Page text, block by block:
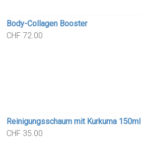
Body-Collagen Booster
CHF 72.00
Reinigungsschaum mit Kurkuma 150ml
CHF 35.00